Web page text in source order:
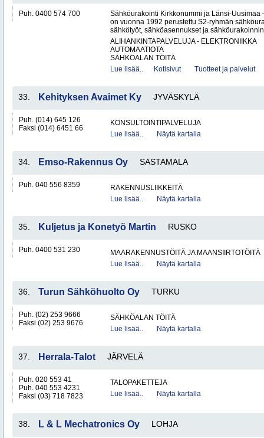
Puh. 0400 574 700
Sähköurakointi Kirkkonummi ja Länsi-Uusimaa
on vuonna 1992 perustettu S2-ryhmän
sähkötyöt, sähköasennukset ja
ALIHANKINTAPALVELUJA - ELEKTRONIIKKA
AUTOMAATIOTA
SÄHKÖALAN TÖITÄ
Lue lisää..
Kotisivut Tuotteet ja palvelut
33. Kehityksen Avaimet Ky JYVÄSKYLÄ
Puh. (014) 645 126
Faksi (014) 6451 66
KONSULTOINTIPALVELUJA
Lue lisää..
Näytä kartalla
34. Emso-Rakennus Oy SASTAMALA
Puh. 040 556 8359
RAKENNUSLIIKKEITÄ
Lue lisää..
Näytä kartalla
35. Kuljetus ja Konetyö Martin RUSKO
Puh. 0400 531 230
MAARAKENNUSTÖITÄ JA MAANSIIRTOTÖITÄ
Lue lisää..
Näytä kartalla
36. Turun Sähköhuolto Oy TURKU
Puh. (02) 253 9666
Faksi (02) 253 9676
SÄHKÖALAN TÖITÄ
Lue lisää..
Näytä kartalla
37. Herrala-Talot JÄRVELÄ
Puh. 020 553 41
Puh. 040 553 4231
Faksi (03) 718 7823
TALOPAKETTEJA
Lue lisää..
Näytä kartalla
38. L & L Mechatronics Oy LOHJA